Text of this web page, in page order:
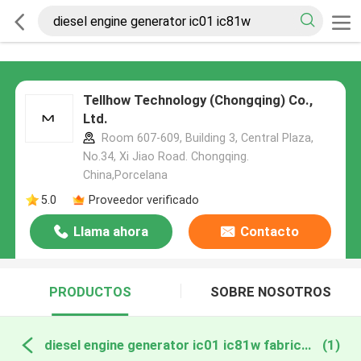
Tellhow Technology (Chongqing) Co.,
Ltd.
Room 607-609, Building 3, Central Plaza,
No.34, Xi Jiao Road. Chongqing.
China,Porcelana
5.0
Proveedor verificado
Llama ahora Contacto
PRODUCTOS SOBRE NOSOTROS
diesel engine generator ic01 ic81w fabricación en línea (1)